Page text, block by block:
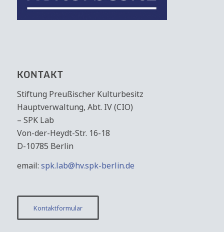
KONTAKT
Stiftung Preußischer Kulturbesitz
Hauptverwaltung, Abt. IV (CIO)
– SPK Lab
Von-der-Heydt-Str. 16-18
D-10785 Berlin
email: spk.lab@hv.spk-berlin.de
Kontaktformular